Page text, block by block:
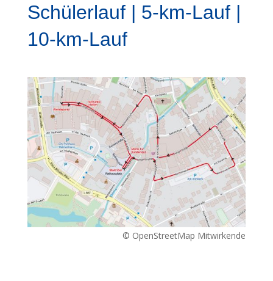
Schülerlauf | 5-km-Lauf |
10-km-Lauf
© OpenStreetMap Mitwirkende